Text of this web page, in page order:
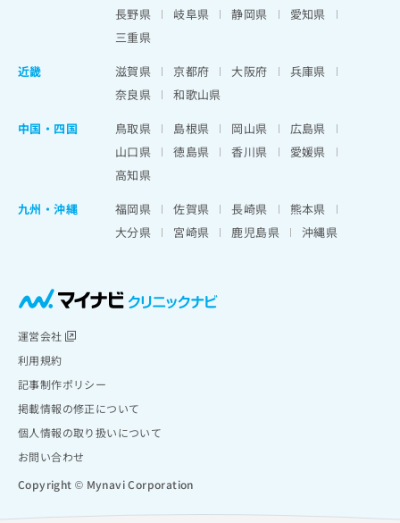
長野県
岐阜県 静岡県
愛知県
三重県
近畿
滋賀県 京都府 大阪府
兵庫県
奈良県
和歌山県
中国・四国
鳥取県 島根県 岡山県
広島県
山口県
徳島県 香川県
愛媛県
高知県
九州・沖縄
福岡県 佐賀県 長崎県
熊本県
大分県
宮崎県 鹿児島県 沖縄県
運営会社
利用規約
記事制作ポリシー
掲載情報の修正について
個人情報の取り扱いについて
お問い合わせ
Copyright © Mynavi Corporation